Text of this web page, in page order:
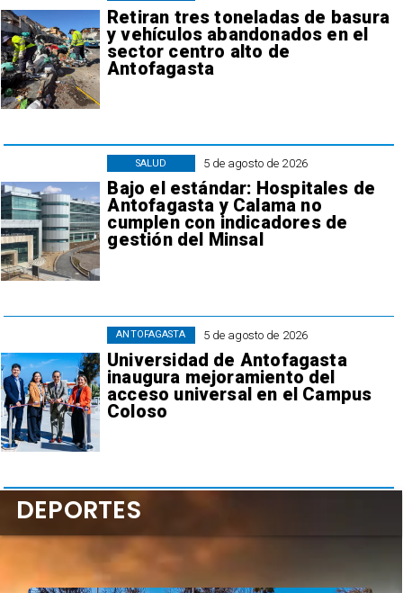
Retiran tres toneladas de basura
y vehículos abandonados en el
sector centro alto de
Antofagasta
5 de agosto de 2026
Bajo el estándar: Hospitales de
Antofagasta y Calama no
cumplen con indicadores de
gestión del Minsal
SALUD
5 de agosto de 2026
Universidad de Antofagasta
inaugura mejoramiento del
acceso universal en el Campus
Coloso
ANTOFAGASTA
DEPORTES